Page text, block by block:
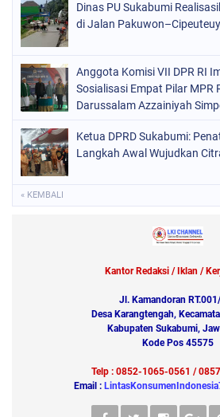
Dinas PU Sukabumi
di Jalan
Anggota Komisi VII DPR RI
Sosialisasi Empat Pilar MPR
Darussalam Azzainiyah
Ketua DPRD Sukabumi:
Langkah Awal Wujudkan
« KEMBALI
Kantor Redaksi / Iklan /
Jl. Kamandoran
Desa Karangtengah,
Kabupaten Sukabumi,
Kode Pos 45575
Telp : 0852-1065-0561 /
Email :